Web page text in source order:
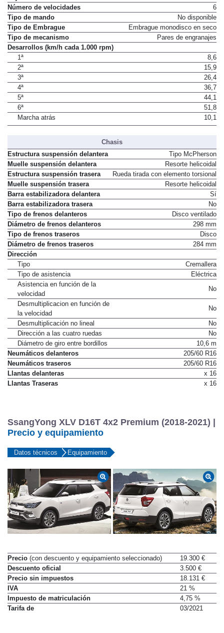
Caja de cambios
Manual
Número de velocidades
6
Tipo de mando
No disponible
Tipo de Embrague
Embrague monodisco en seco
Tipo de mecanismo
Desarrollos (km/h cada 1.000 rpm)
1ª
8,6
2ª
15,9
3ª
26,4
4ª
36,7
5ª
44,1
6ª
51,8
Marcha atrás
10,1
Chasis
Estructura suspensión delantera
Tipo McPherson
Muelle suspensión delantera
Resorte helicoidal
Estructura suspensión trasera
Rueda tirada con elemento torsional
Muelle suspensión trasera
Resorte helicoidal
Barra estabilizadora delantera
Sí
Barra estabilizadora trasera
No
Tipo de frenos delanteros
Disco ventilado
Diámetro de frenos delanteros
298 mm
Tipo de frenos traseros
Disco
Diámetro de frenos traseros
Dirección
Tipo
Cremallera
Tipo de asistencia
Asistencia en función de la
velocidad
No
Desmultiplicacion en función de
la velocidad
No
Desmultiplicación no lineal
No
Dirección a las cuatro ruedas
No
Diámetro de giro entre bordillos
10,6 m
Neumáticos delanteros
205/60 R16
Neumáticos traseros
205/60 R16
Llantas delanteras
x 16
SsangYong XLV D16T 4x2 Premium (2018-2021) |
Precio y equipamiento
Precio(con descuento y equipamiento seleccionado)
19.300 €
Descuento oficial
3.500 €
Precio sin impuestos
18.131 €
IVA
21 %
Impuesto de matriculación
4,75 %